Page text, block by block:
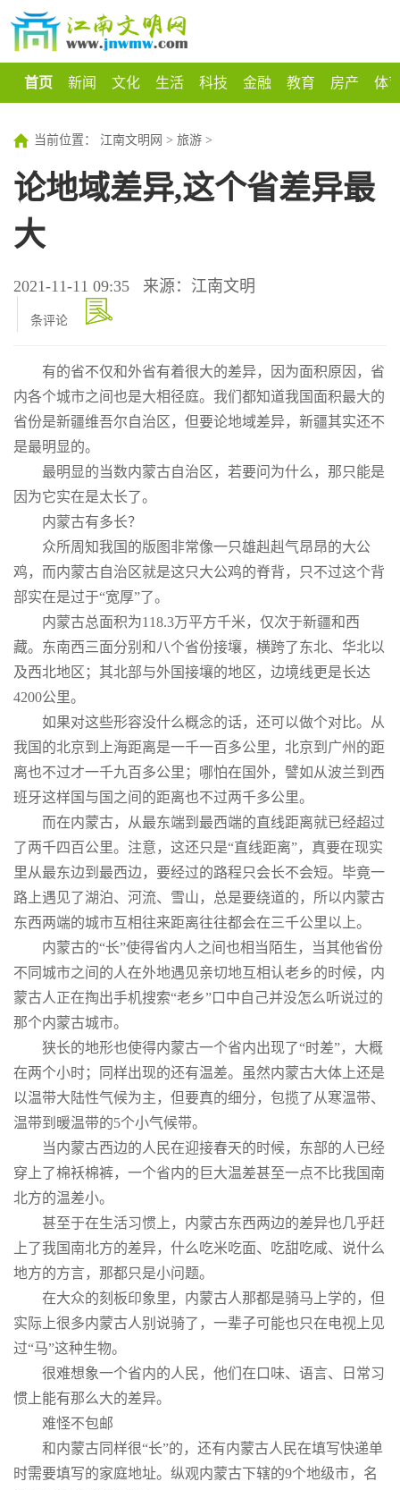
首页 新闻 文化 生活 科技 金融 教育 房产 体
当前位置： 江南文明网 > 旅游 >
论地域差异,这个省差异最
大
2021-11-11 09:35 来源：江南文明
条评论
有的省不仅和外省有着很大的差异，因为面积原因，省
内各个城市之间也是大相径庭。我们都知道我国面积最大的
省份是新疆维吾尔自治区，但要论地域差异，新疆其实还不
是最明显的。
最明显的当数内蒙古自治区，若要问为什么，那只能是
因为它实在是太长了。
内蒙古有多长？
众所周知我国的版图非常像一只雄赳赳气昂昂的大公
鸡，而内蒙古自治区就是这只大公鸡的脊背，只不过这个背
部实在是过于“宽厚”了。
内蒙古总面积为118.3万平方千米，仅次于新疆和西
藏。东南西三面分别和八个省份接壤，横跨了东北、华北以
及西北地区；其北部与外国接壤的地区，边境线更是长达
4200公里。
如果对这些形容没什么概念的话，还可以做个对比。从
我国的北京到上海距离是一千一百多公里，北京到广州的距
离也不过才一千九百多公里；哪怕在国外，譬如从波兰到西
班牙这样国与国之间的距离也不过两千多公里。
而在内蒙古，从最东端到最西端的直线距离就已经超过
了两千四百公里。注意，这还只是“直线距离”，真要在现实
里从最东边到最西边，要经过的路程只会长不会短。毕竟一
路上遇见了湖泊、河流、雪山，总是要绕道的，所以内蒙古
东西两端的城市互相往来距离往往都会在三千公里以上。
内蒙古的“长”使得省内人之间也相当陌生，当其他省份
不同城市之间的人在外地遇见亲切地互相认老乡的时候，内
蒙古人正在掏出手机搜索“老乡”口中自己并没怎么听说过的
那个内蒙古城市。
狭长的地形也使得内蒙古一个省内出现了“时差”，大概
在两个小时；同样出现的还有温差。虽然内蒙古大体上还是
以温带大陆性气候为主，但要真的细分，包揽了从寒温带、
温带到暖温带的5个小气候带。
当内蒙古西边的人民在迎接春天的时候，东部的人已经
穿上了棉袄棉裤，一个省内的巨大温差甚至一点不比我国南
北方的温差小。
甚至于在生活习惯上，内蒙古东西两边的差异也几乎赶
上了我国南北方的差异，什么吃米吃面、吃甜吃咸、说什么
地方的方言，那都只是小问题。
在大众的刻板印象里，内蒙古人那都是骑马上学的，但
实际上很多内蒙古人别说骑了，一辈子可能也只在电视上见
过“马”这种生物。
很难想象一个省内的人民，他们在口味、语言、日常习
惯上能有那么大的差异。
难怪不包邮
和内蒙古同样很“长”的，还有内蒙古人民在填写快递单
时需要填写的家庭地址。纵观内蒙古下辖的9个地级市，名